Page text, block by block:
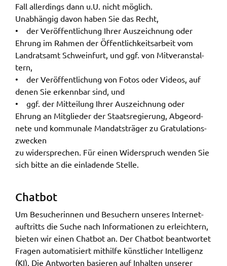
Fall aller­dings dann u.U. nicht möglich.
Unab­hän­gig davon haben Sie das Recht,
• der Veröf­fent­li­chung Ihrer Auszeich­nung oder
Ehrung im Rahmen der Öffent­lich­keits­ar­beit vom
Land­rats­amt Schwein­furt, und ggf. von Mitver­an­stal­
tern,
• der Veröf­fent­li­chung von Fotos oder Vide­os, auf
denen Sie erkenn­bar sind, und
• ggf. der Mittei­lung Ihrer Auszeich­nung oder
Ehrung an Mitglie­der der Staats­re­gie­rung, Abge­ord­
ne­te und kommu­na­le Mandats­trä­ger zu Gratu­la­ti­ons­
zwe­cken
zu wider­spre­chen. Für einen Wider­spruch wenden Sie
sich bitte an die einla­den­de Stel­le.
Chat­bot
Um Besu­che­rin­nen und Besu­chern unse­res Inter­net­
auf­tritts die Suche nach Infor­ma­tio­nen zu erleich­tern,
bieten wir einen Chat­bot an. Der Chat­bot beant­wor­tet
Fragen auto­ma­ti­siert mithil­fe künst­li­cher Intel­li­genz
(KI). Die Antwor­ten basie­ren auf Inhal­ten unse­rer